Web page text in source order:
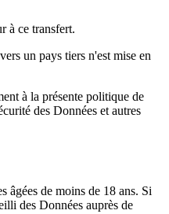
à ce transfert.
un pays tiers n'est mise en
à la présente politique de
des Données et autres
âgées de moins de 18 ans. Si
des Données auprès de